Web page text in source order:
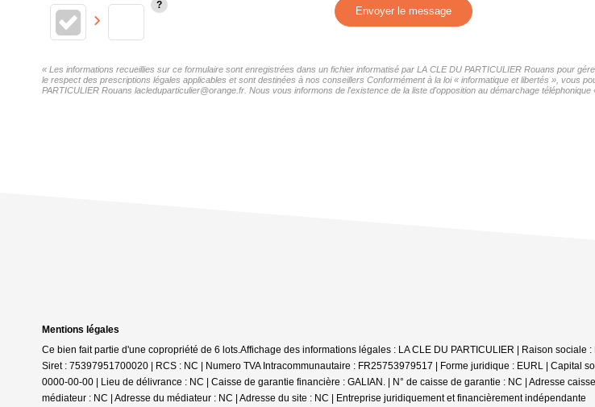
Envoyer le message
« Les informations recueillies sur ce formulaire sont enregistrées dans un fichier informatisé par LA CLE DU PARTICULIER Rouans pour
le respect des prescriptions légales applicables et sont destinées à nos conseillers Conformément à la loi « informatique et libertés »,
PARTICULIER Rouans lacleduparticulier@orange.fr. Nous vous informons de l'existence de la liste d'opposition au démarchage
Mentions légales
Ce bien fait partie d'une copropriété de 6 lots.Affichage des informations légales : LA CLE DU PARTICULIER | Raison sociale
Siret : 75397951700020 | RCS : NC | Numero TVA Intracommunautaire : FR25753979517 | Forme juridique : EURL | Capital
0000-00-00 | Lieu de délivrance : NC | Caisse de garantie financière : GALIAN. | N° de caisse de garantie : NC | Adresse
médiateur : NC | Adresse du médiateur : NC | Adresse du site : NC |
Entreprise juridiquement et financièrement indépendante